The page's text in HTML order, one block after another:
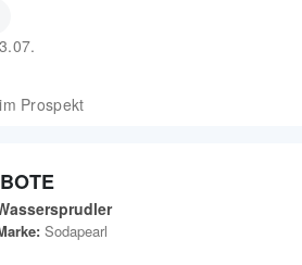
Prospekt
Sodapearl